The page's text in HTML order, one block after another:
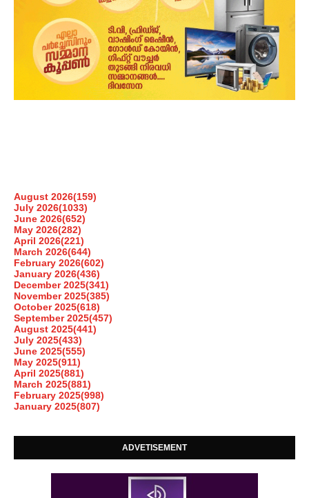
August 2026(159)
July 2026(1033)
June 2026(652)
May 2026(282)
April 2026(221)
March 2026(644)
February 2026(602)
January 2026(436)
December 2025(341)
November 2025(385)
October 2025(618)
September 2025(457)
August 2025(441)
July 2025(433)
June 2025(555)
May 2025(911)
April 2025(881)
March 2025(881)
February 2025(998)
January 2025(807)
ADVETISEMENT